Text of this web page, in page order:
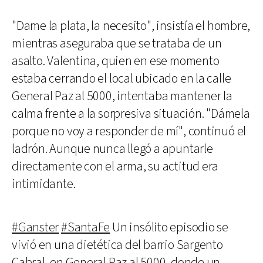
"Dame la plata, la necesito", insistía el hombre,
mientras aseguraba que se trataba de un
asalto. Valentina, quien en ese momento
estaba cerrando el local ubicado en la calle
General Paz al 5000, intentaba mantener la
calma frente a la sorpresiva situación. "Dámela
porque no voy a responder de mí", continuó el
ladrón. Aunque nunca llegó a apuntarle
directamente con el arma, su actitud era
intimidante.
#Ganster#SantaFe Un insólito episodio se
vivió en una dietética del barrio Sargento